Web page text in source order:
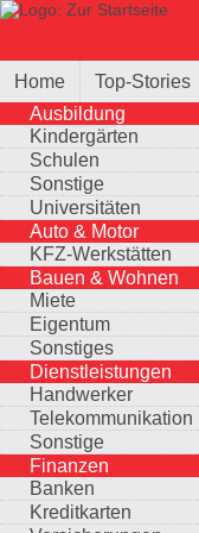
Direkt zum Inhalt
Home Top-Stories
Ausbildung
Kindergärten
Schulen
Sonstige
Universitäten
Auto & Motor
KFZ-Werkstätten
Bauen & Wohnen
Miete
Eigentum
Sonstiges
Dienstleistungen
Handwerker
Telekommunikation
Sonstige
Finanzen
Banken
Kreditkarten